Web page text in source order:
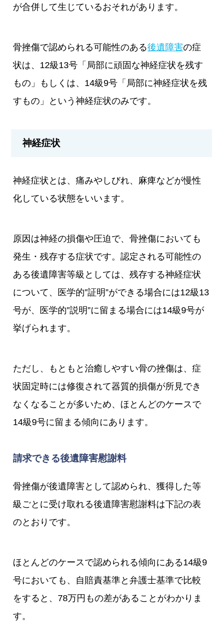
が合併して生じているおそれがあります。
骨挫傷で認められる可能性のある後遺障害の症
状は、12級13号「局部に頑固な神経症状を残す
もの」もしくは、14級9号「局部に神経症状を残
すもの」という神経症状のみです。
神経症状
神経症状とは、痛みやしびれ、麻痺などが慢性
化している状態をいいます。
原因は神経の損傷や圧迫で、骨挫傷においても
発生・残存する症状です。認定される可能性の
ある後遺障害等級としては、残存する神経症状
について、医学的”証明”ができる場合には12級13
号が、医学的”説明”に留まる場合には14級9号が
挙げられます。
ただし、もともと治癒しやすい骨の挫傷は、症
状固定時には修復されて器質的損傷が所見でき
なくなることが多いため、ほとんどのケースで
14級9号に留まる傾向にあります。
請求できる後遺障害慰謝料
骨挫傷が後遺障害として認められ、獲得した等
級ごとに受け取れる後遺障害慰謝料は下記の表
のとおりです。
ほとんどのケースで認められる傾向にある14級9
号においても、自賠責基準と弁護士基準で比較
をすると、78万円もの差があることがわかりま
す。